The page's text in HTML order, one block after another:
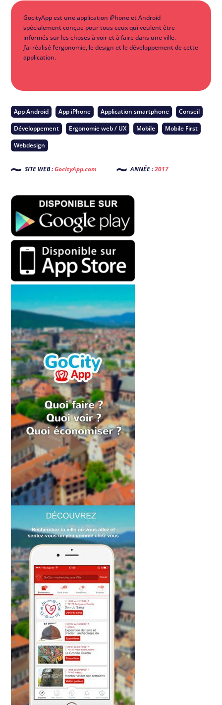
GocityApp est une application iPhone et Android
spécialement conçue pour tous ceux qui veulent être
informés sur les choses à voir et à faire dans une ville.
J’ai réalisé l’ergonomie, le design et le développement de cette
application.
App Android App iPhone Application smartphone
Conseil
Développement
Ergonomie web / UX Mobile
Mobile First
Webdesign
SITE WEB :GocityApp.com ANNÉE :2017